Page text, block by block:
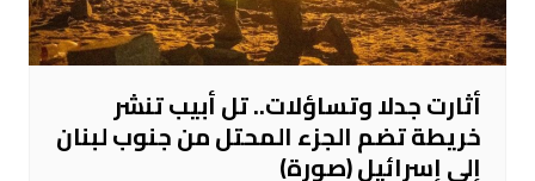
أثارت جدلا وتساؤلات.. تل أبيب تنشر
خريطة تضم الجزء المحتل من جنوب لبنان
إلى إسرائيل (صورة)